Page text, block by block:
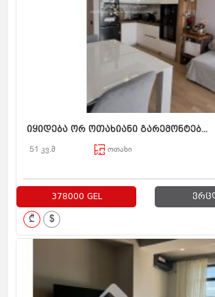
იყიდება ორ ოთახიანი გარემონტებ...
51 კვ.მ ოთახი
378000 GEL
₾ $